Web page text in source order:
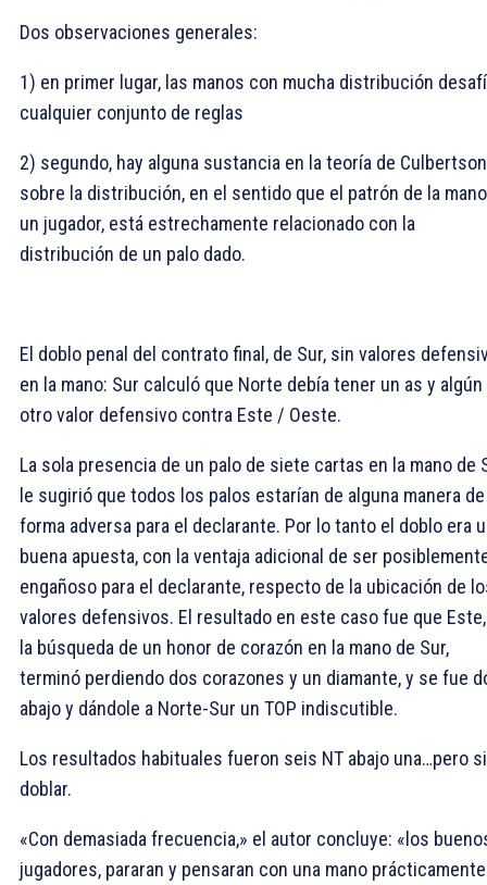
Dos observaciones generales:
1) en primer lugar, las manos con mucha distribución
cualquier conjunto de reglas
2) segundo, hay alguna sustancia en la teoría de Culbertson
sobre la distribución, en el sentido que el patrón de la
un jugador, está estrechamente relacionado con la
distribución de un palo dado.
El doblo penal del contrato final, de Sur, sin valores
en la mano: Sur calculó que Norte debía tener un as y algún
otro valor defensivo contra Este / Oeste.
La sola presencia de un palo de siete cartas en la mano de
le sugirió que todos los palos estarían de alguna manera de
forma adversa para el declarante. Por lo tanto el doblo era
buena apuesta, con la ventaja adicional de ser
engañoso para el declarante, respecto de la ubicación de
valores defensivos. El resultado en este caso fue que
la búsqueda de un honor de corazón en la mano de Sur,
terminó perdiendo dos corazones y un diamante, y se fue
abajo y dándole a Norte-Sur un TOP indiscutible.
Los resultados habituales fueron seis NT abajo una…pero
doblar.
«Con demasiada frecuencia,» el autor concluye: «los
jugadores, pararan y pensaran con una mano prácticamente